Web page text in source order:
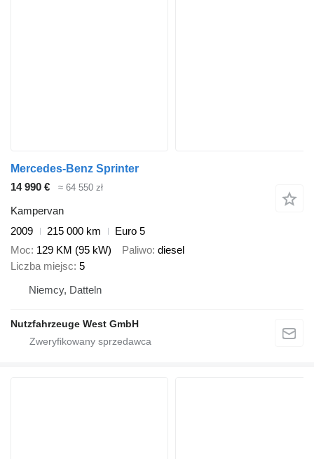
Mercedes-Benz Sprinter
14 990 €
≈ 64 550 zł
Kampervan
2009
215 000 km
Euro 5
Moc 129 KM (95 kW) Paliwo diesel
Liczba miejsc 5
Niemcy, Datteln
Nutzfahrzeuge West GmbH